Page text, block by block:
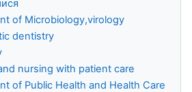
of Microbiology,virology
dentistry
nursing with patient care
of Public Health and Health Care